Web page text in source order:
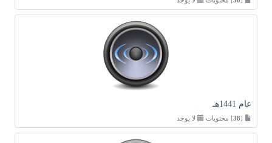
عام 1441هـ
[
38] محتويات لا يوجد